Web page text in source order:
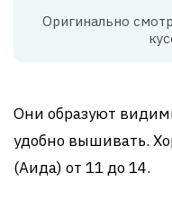
Оригинально
Они образуют
удобно вышивать.
(Аида) от 11 до 14.